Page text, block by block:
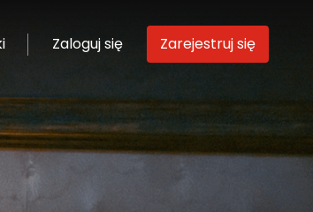
Zaloguj się Zarejestruj się